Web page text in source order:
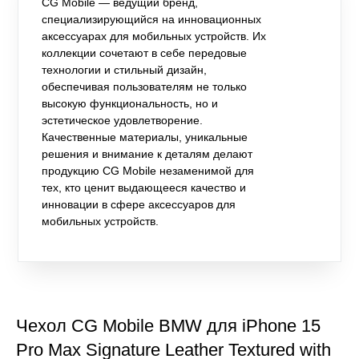
специализирующийся на инновационных
аксессуарах для мобильных устройств. Их
коллекции сочетают в себе передовые
технологии и стильный дизайн,
обеспечивая пользователям не только
высокую функциональность, но и
эстетическое удовлетворение.
Качественные материалы, уникальные
решения и внимание к деталям делают
продукцию CG Mobile незаменимой для
тех, кто ценит выдающееся качество и
инновации в сфере аксессуаров для
мобильных устройств.
Чехол CG Mobile BMW для iPhone 15
Pro Max Signature Leather Textured with